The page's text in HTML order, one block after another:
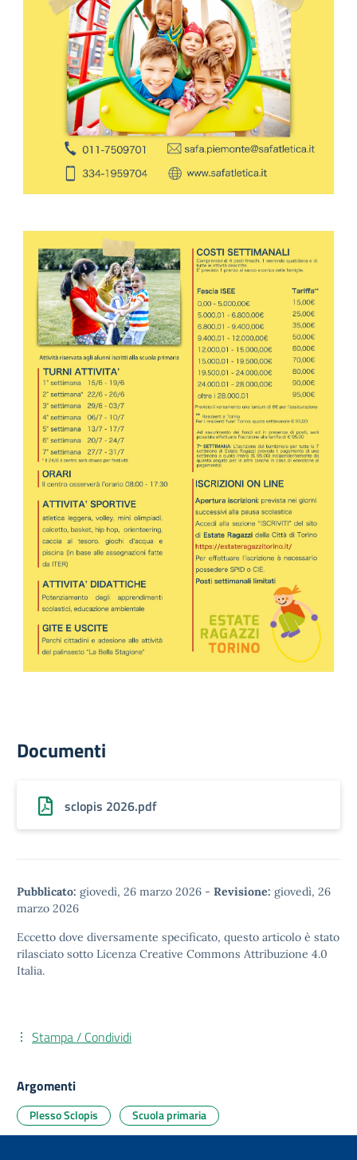
Documenti
sclopis 2026.pdf
Pubblicato: giovedì, 26 marzo 2026 - Revisione: giovedì, 26
marzo 2026
Eccetto dove diversamente specificato, questo articolo è stato
rilasciato sotto Licenza Creative Commons Attribuzione 4.0
Italia.
Stampa / Condividi
Argomenti
Plesso Sclopis Scuola primaria